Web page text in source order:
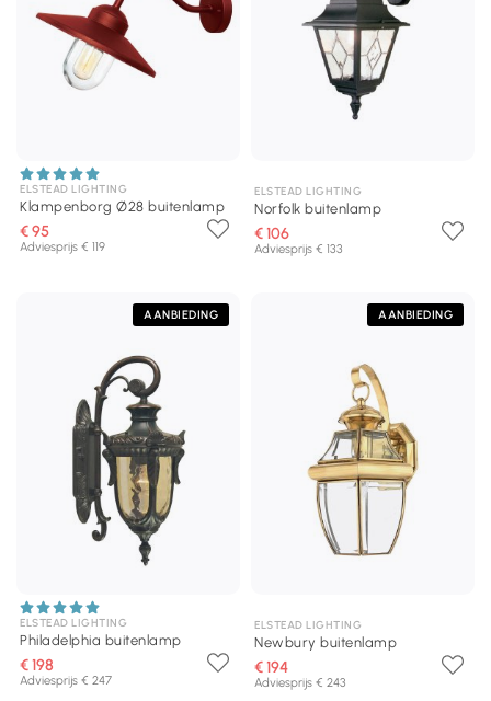
ELSTEAD LIGHTING
Klampenborg Ø28 buitenlamp
€ 95
Adviesprijs € 119
ELSTEAD LIGHTING
Norfolk buitenlamp
€ 106
Adviesprijs € 133
AANBIEDING
ELSTEAD LIGHTING
Philadelphia buitenlamp
€ 198
Adviesprijs € 247
AANBIEDING
ELSTEAD LIGHTING
Newbury buitenlamp
€ 194
Adviesprijs € 243